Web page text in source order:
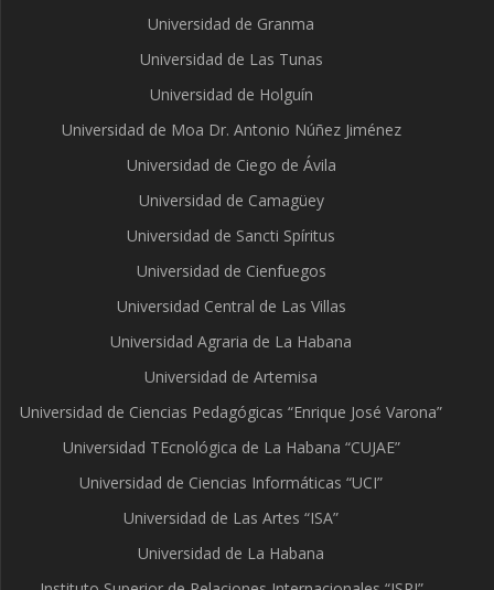
Universidad de Granma
Universidad de Las Tunas
Universidad de Holguín
Universidad de Moa Dr. Antonio Núñez Jiménez
Universidad de Ciego de Ávila
Universidad de Camagüey
Universidad de Sancti Spíritus
Universidad de Cienfuegos
Universidad Central de Las Villas
Universidad Agraria de La Habana
Universidad de Artemisa
Universidad de Ciencias Pedagógicas “Enrique José Varona”
Universidad TEcnológica de La Habana “CUJAE”
Universidad de Ciencias Informáticas “UCI”
Universidad de Las Artes “ISA”
Universidad de La Habana